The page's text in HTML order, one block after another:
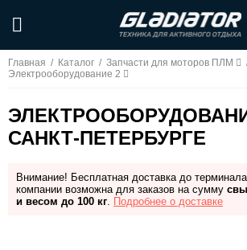
Главная / Каталог / Запчасти для моторов ПЛМ
Электрооборудование 2
САНКТ-ПЕТЕРБУРГЕ
Внимание! Бесплатная доставка до
компании возможна для заказов на сумму
и весом до 100 кг. Подробнее о доставке